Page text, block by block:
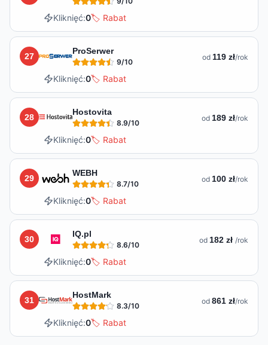
Kliknięć:0🏷️ Rabat
27
ProSerwer
9/10 od 119 zł/rok
Kliknięć:0🏷️ Rabat
28
Hostovita
8.9/10 od 189 zł/rok
Kliknięć:0🏷️ Rabat
29
WEBH
8.7/10 od 100 zł/rok
Kliknięć:0🏷️ Rabat
30
IQ.pl
8.6/10 od 182 zł /rok
Kliknięć:0🏷️ Rabat
31
HostMark
8.3/10 od 861 zł/rok
Kliknięć:0🏷️ Rabat